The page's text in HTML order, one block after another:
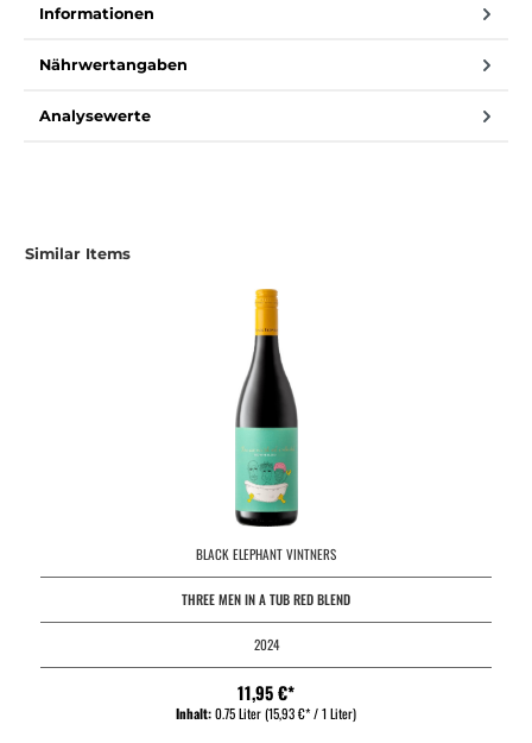
Informationen
Nährwertangaben
Analysewerte
Similar Items
BLACK ELEPHANT VINTNERS
THREE MEN IN A TUB RED BLEND
2024
11,95 €*
Inhalt:0.75 Liter(15,93 €* / 1 Liter)